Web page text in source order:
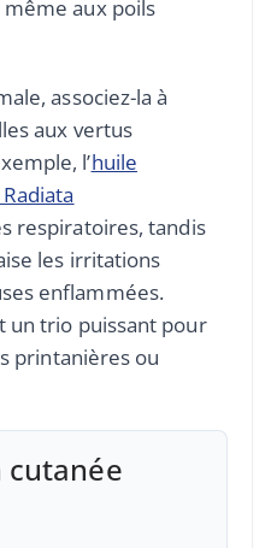
même aux poils
associez-la à
aux vertus
l’huile
respiratoires, tandis
les irritations
enflammées.
un trio puissant pour
printanières ou